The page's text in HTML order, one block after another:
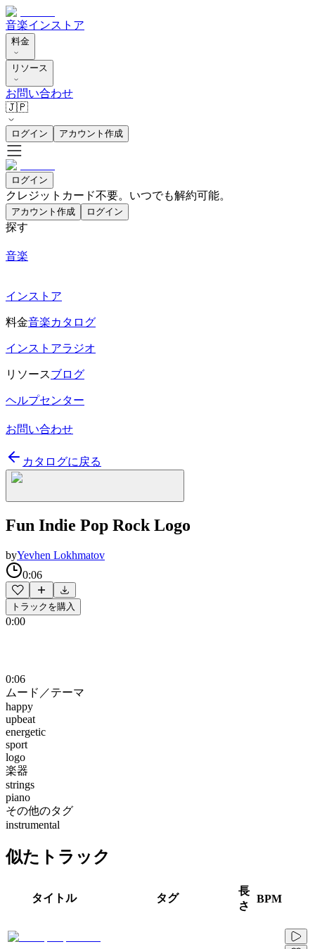
音楽インストア
料金
リソース
お問い合わせ
🇯🇵
ログイン アカウント作成
ログイン
クレジットカード不要。いつでも解約可能。
アカウント作成 ログイン
探す
音楽
インストア
料金音楽カタログ
インストアラジオ
リソースブログ
ヘルプセンター
お問い合わせ
カタログに戻る
Fun Indie Pop Rock Logo
byYevhen Lokhmatov
0:06
トラックを購入
0:00
0:06
ムード／テーマ
happy
upbeat
energetic
sport
logo
楽器
strings
piano
その他のタグ
instrumental
似たトラック
タイトル タグ
長
さ
BPM